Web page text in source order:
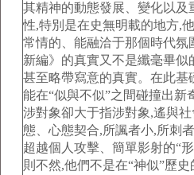
其精神的動態發展、變化以及
性,特別是在史無明載的地方,
常情的、能融洽于那個時代氛
新編》的真實又不是纖毫畢似
甚至略帶寫意的真實。在此基
能在“似與不似”之間碰撞出新
涉對象卻大于指涉對象,遙與
態、心態契合,所諷者小,所刺
超越個人攻擊、簡單影射的“
則不然,他們不是在“神似”歷